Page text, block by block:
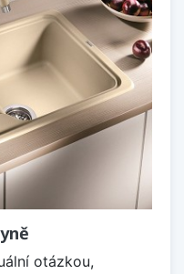
otázkou,